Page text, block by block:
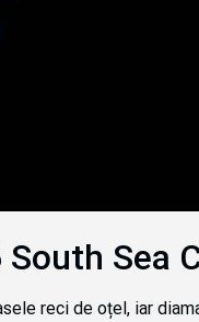
Sea
reci de oțel, iar